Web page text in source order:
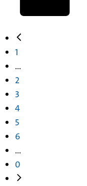
1
...
2
3
4
5
6
...
0